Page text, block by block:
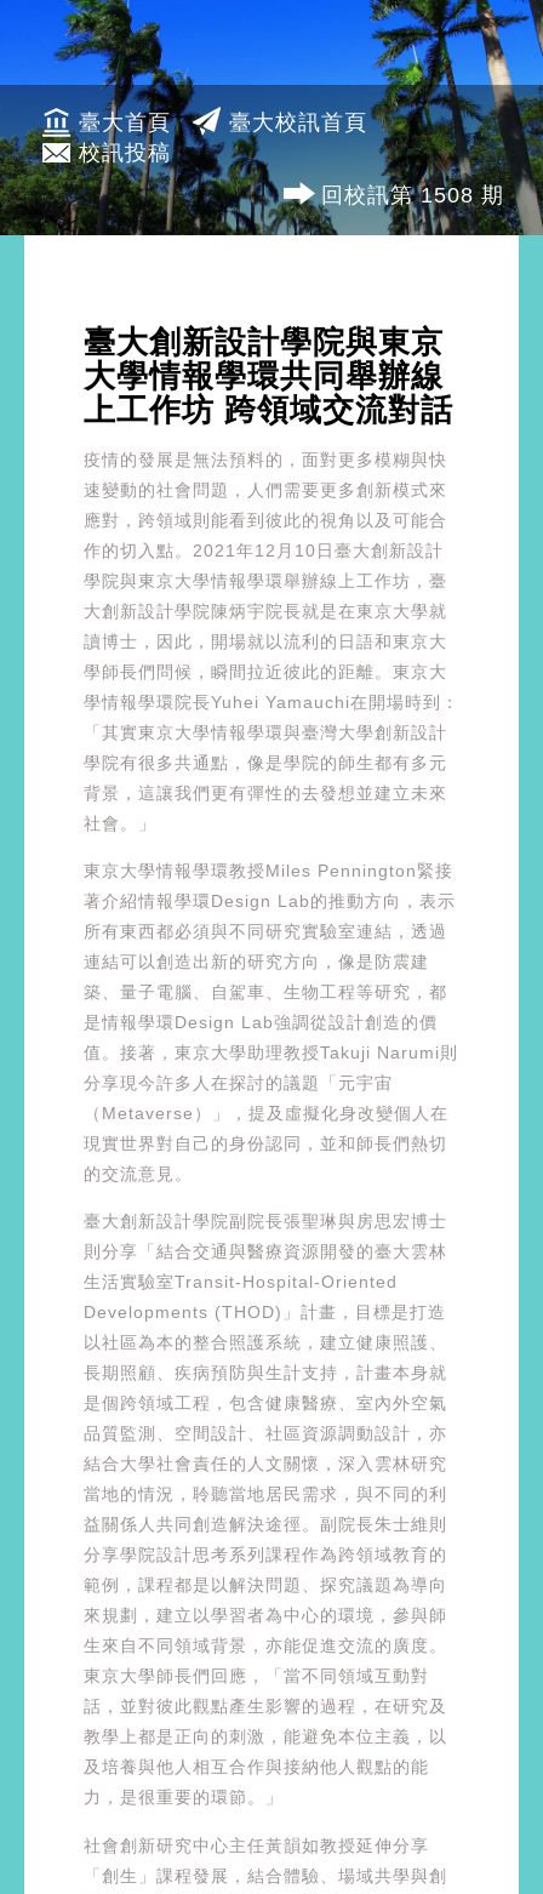
臺大首頁
臺大校訊首頁
校訊投稿
回校訊第 1508 期
臺大創新設計學院與東京
大學情報學環共同舉辦線
上工作坊 跨領域交流對話
疫情的發展是無法預料的，面對更多模糊與快
速變動的社會問題，人們需要更多創新模式來
應對，跨領域則能看到彼此的視角以及可能合
作的切入點。2021年12月10日臺大創新設計
學院與東京大學情報學環舉辦線上工作坊，臺
大創新設計學院陳炳宇院長就是在東京大學就
讀博士，因此，開場就以流利的日語和東京大
學師長們問候，瞬間拉近彼此的距離。東京大
學情報學環院長Yuhei Yamauchi在開場時到：
「其實東京大學情報學環與臺灣大學創新設計
學院有很多共通點，像是學院的師生都有多元
背景，這讓我們更有彈性的去發想並建立未來
社會。」
東京大學情報學環教授Miles Pennington緊接
著介紹情報學環Design Lab的推動方向，表示
所有東西都必須與不同研究實驗室連結，透過
連結可以創造出新的研究方向，像是防震建
築、量子電腦、自駕車、生物工程等研究，都
是情報學環Design Lab強調從設計創造的價
值。接著，東京大學助理教授Takuji Narumi則
分享現今許多人在探討的議題「元宇宙
（Metaverse）」，提及虛擬化身改變個人在
現實世界對自己的身份認同，並和師長們熱切
的交流意見。
臺大創新設計學院副院長張聖琳與房思宏博士
則分享「結合交通與醫療資源開發的臺大雲林
生活實驗室Transit-Hospital-Oriented
Developments (THOD)」計畫，目標是打造
以社區為本的整合照護系統，建立健康照護、
長期照顧、疾病預防與生計支持，計畫本身就
是個跨領域工程，包含健康醫療、室內外空氣
品質監測、空間設計、社區資源調動設計，亦
結合大學社會責任的人文關懷，深入雲林研究
當地的情況，聆聽當地居民需求，與不同的利
益關係人共同創造解決途徑。副院長朱士維則
分享學院設計思考系列課程作為跨領域教育的
範例，課程都是以解決問題、探究議題為導向
來規劃，建立以學習者為中心的環境，參與師
生來自不同領域背景，亦能促進交流的廣度。
東京大學師長們回應，「當不同領域互動對
話，並對彼此觀點產生影響的過程，在研究及
教學上都是正向的刺激，能避免本位主義，以
及培養與他人相互合作與接納他人觀點的能
力，是很重要的環節。」
社會創新研究中心主任黃韻如教授延伸分享
「創生」課程發展，結合體驗、場域共學與創